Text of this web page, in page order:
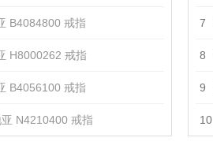
B4084800 戒指
H8000262 戒指
B4056100 戒指
N4210400 戒指
7
8
9
10